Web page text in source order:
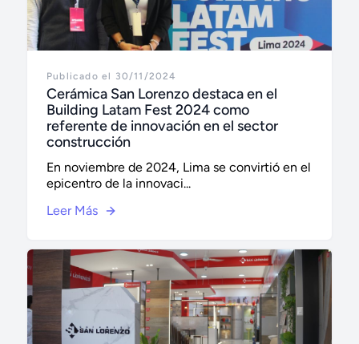
Publicado el 30/11/2024
Cerámica San Lorenzo destaca en el
Building Latam Fest 2024 como
referente de innovación en el sector
construcción
En noviembre de 2024, Lima se convirtió en el
epicentro de la innovaci...
Leer Más